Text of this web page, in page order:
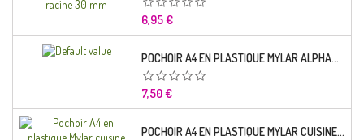
Prix
6,95 €
POCHOIR A4 EN PLASTIQUE MYLAR ALPHABET LETTRE TYPO SEGOE 25 MM
Prix
7,50 €
POCHOIR A4 EN PLASTIQUE MYLAR CUISINE RECETTE ALPHABET LETTRE 15 MM